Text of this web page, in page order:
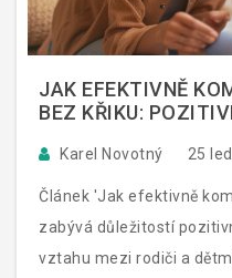
JAK EFEKTIVNĚ
BEZ KŘIKU:
Karel Novotný 25 led
Článek 'Jak efektivně
zabývá důležitostí
vztahu mezi rodiči a